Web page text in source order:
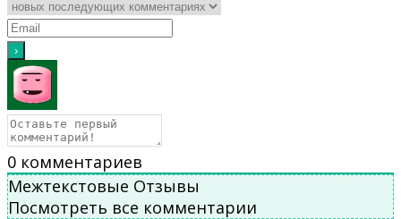
0 комментариев
Межтекстовые Отзывы
Посмотреть все комментарии